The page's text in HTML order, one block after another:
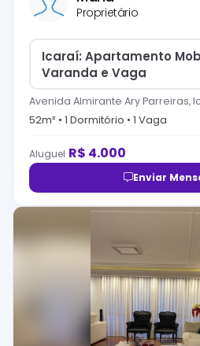
Proprietário
Icaraí: Apartamento
Varanda e Vaga
Avenida Almirante Ary Parreiras,
52m² • 1 Dormitório • 1 Vaga
Aluguel R$ 4.000
Enviar